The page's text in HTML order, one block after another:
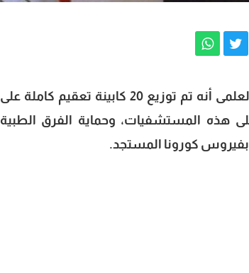
كشف الدكتور خالد عبدالغفار وزير التعليم العالى والبحث العلمى أنه تم توزيع 20 كابينة تعقيم كاملة على
هذه المستشفيات، وحماية الفرق الطبية
بفيروس كورونا المستجد.